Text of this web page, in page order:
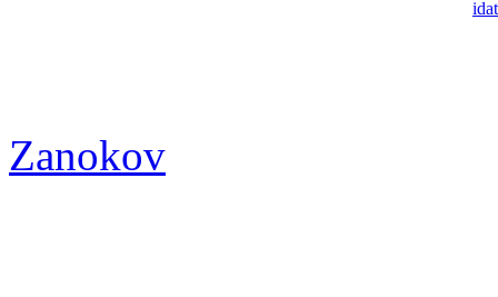
Zanokov